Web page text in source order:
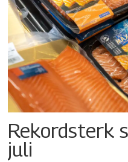
Rekordsterk
juli